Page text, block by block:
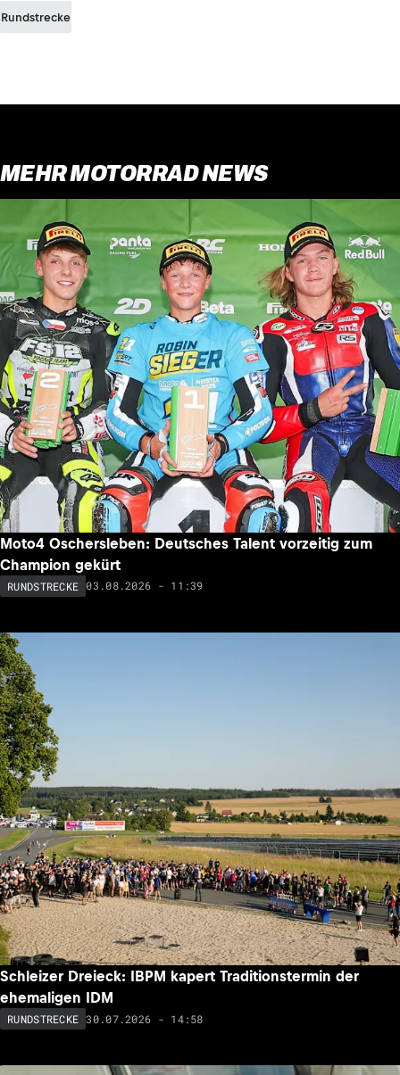
Rundstrecke
MEHR MOTORRAD NEWS
Moto4 Oschersleben: Deutsches Talent vorzeitig zum
Champion gekürt
RUNDSTRECKE 03.08.2026 - 11:39
Schleizer Dreieck: IBPM kapert Traditionstermin der
ehemaligen IDM
RUNDSTRECKE 30.07.2026 - 14:58